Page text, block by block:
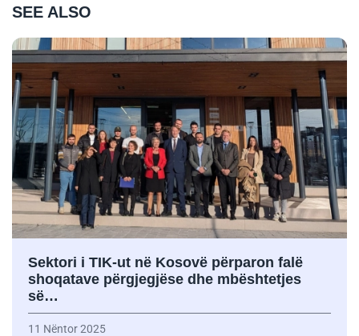
SEE ALSO
Sektori i TIK-ut në Kosovë përparon falë
shoqatave përgjegjëse dhe mbështetjes
së…
11 Nëntor 2025